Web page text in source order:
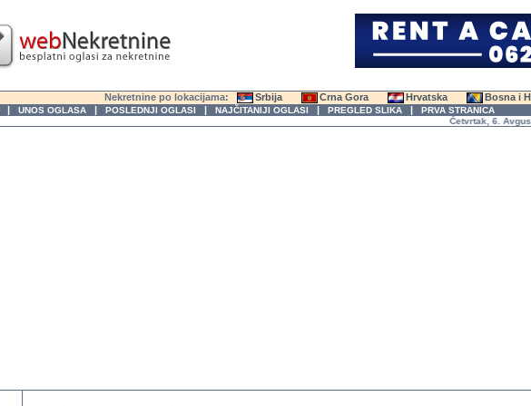
Nekretnine po lokacijama: Srbija Crna Gora Hrvatska Bosna i
| UNOS OGLASA | POSLEDNJI OGLASI | NAJČITANIJI OGLASI | PREGLED SLIKA | PRVA STRANICA
Četvrtak, 6. Avgust